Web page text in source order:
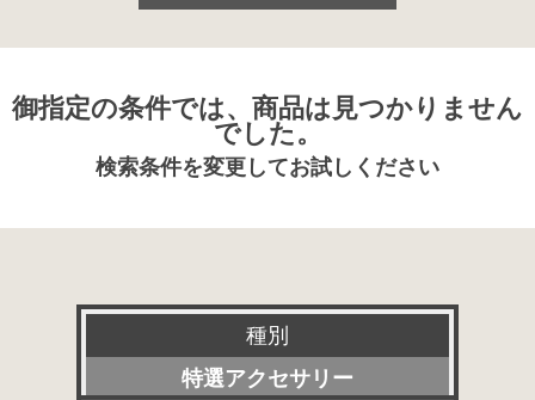
御指定の条件では、商品は見つかりません
でした。
検索条件を変更してお試しください
種別
特選アクセサリー